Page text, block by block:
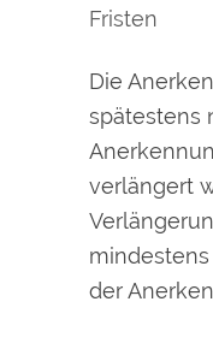
Fristen
Die
spätestens
verlängert
der